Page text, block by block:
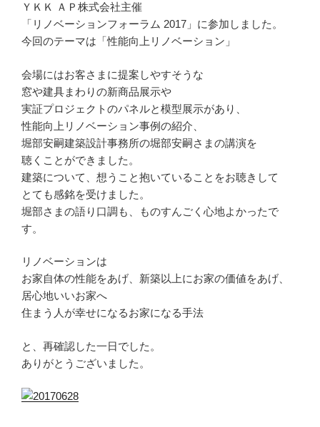
ＹＫＫ ＡＰ株式会社主催
「リノベーションフォーラム 2017」に参加しました。
今回のテーマは「性能向上リノベーション」
会場にはお客さまに提案しやすそうな
窓や建具まわりの新商品展示や
実証プロジェクトのパネルと模型展示があり、
性能向上リノベーション事例の紹介、
堀部安嗣建築設計事務所の堀部安嗣さまの講演を
聴くことができました。
建築について、想うこと抱いていることをお聴きして
とても感銘を受けました。
堀部さまの語り口調も、ものすんごく心地よかったで
す。
リノベーションは
お家自体の性能をあげ、新築以上にお家の価値をあげ、
居心地いいお家へ
住まう人が幸せになるお家になる手法
と、再確認した一日でした。
ありがとうございました。